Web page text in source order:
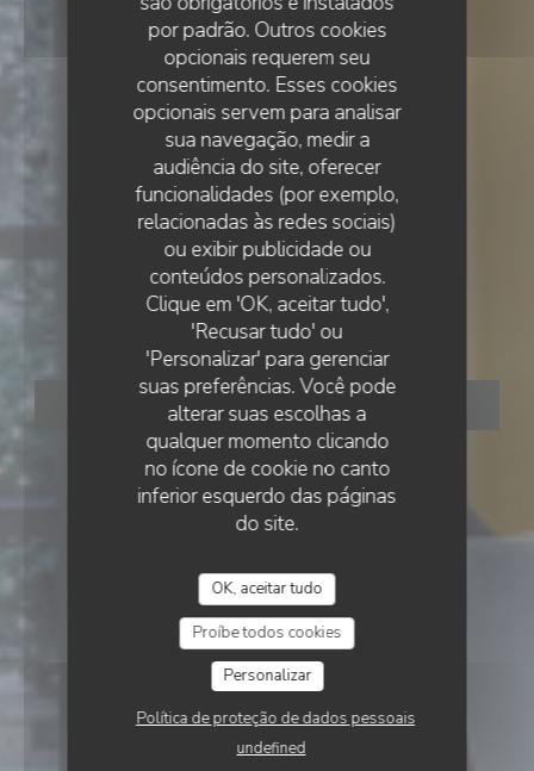
por padrão. Outros cookies
opcionais requerem seu
consentimento. Esses cookies
opcionais servem para analisar
sua navegação, medir a
audiência do site, oferecer
funcionalidades (por exemplo,
relacionadas às redes sociais)
ou exibir publicidade ou
conteúdos personalizados.
Clique em 'OK, aceitar tudo',
'Recusar tudo' ou
'Personalizar' para gerenciar
suas preferências. Você pode
alterar suas escolhas a
qualquer momento clicando
no ícone de cookie no canto
inferior esquerdo das páginas
do site.
OK, aceitar tudo
Proíbe todos cookies
Personalizar
Política de proteção de dados pessoais
undefined
• ERMONT
Vin sur Vin
RESERVAR UMA MESA
VIN SUR VIN